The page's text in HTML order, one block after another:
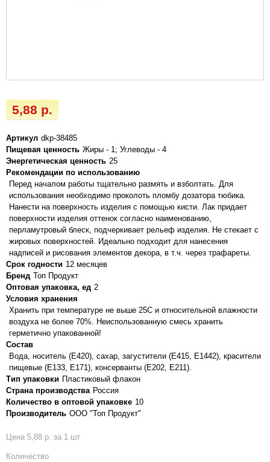
5,88 р.
Артикул dkp-38485
Пищевая ценность Жиры - 1; Углеводы - 4
Энергетическая ценность 25
Рекомендации по использованию
Перед началом работы тщательно размять и взболтать. Для
использования необходимо проколоть пломбу дозатора тюбика.
Нанести на поверхность изделия с помощью кисти. Лак придает
поверхности изделия оттенок согласно наименованию,
перламутровый блеск, подчеркивает рельеф изделия. Не стекает с
жировых поверхностей. Идеально подходит для нанесения
надписей и рисования элементов декора, в т.ч. через трафареты.
Срок годности 12 месяцев
Бренд Топ Продукт
Оптовая упаковка, ед 2
Условия хранения
Хранить при температуре не выше 25С и относительной влажности
воздуха не более 70%. Неиспользованную смесь хранить
герметично упакованной!
Состав
Вода, носитель (E420), сахар, загустители (E415, E1442), красители
пищевые (E133, E171), консерванты (E202, E211).
Тип упаковки Пластиковый флакон
Страна производства Россия
Количество в оптовой упаковке 10
Производитель ООО "Топ Продукт"
Цена 5,88 р. за 1 шт
Количество